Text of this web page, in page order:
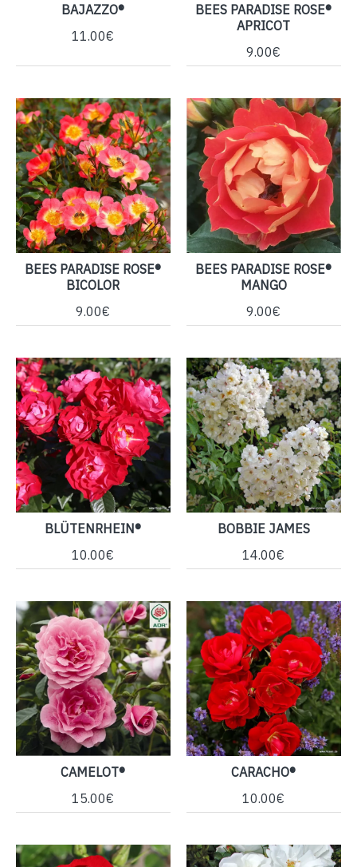
BAJAZZO®
11.00€
BEES PARADISE ROSE®
APRICOT
9.00€
BEES PARADISE ROSE®
BICOLOR
9.00€
BEES PARADISE ROSE®
MANGO
9.00€
BLÜTENRHEIN®
10.00€
BOBBIE JAMES
14.00€
CAMELOT®
15.00€
CARACHO®
10.00€